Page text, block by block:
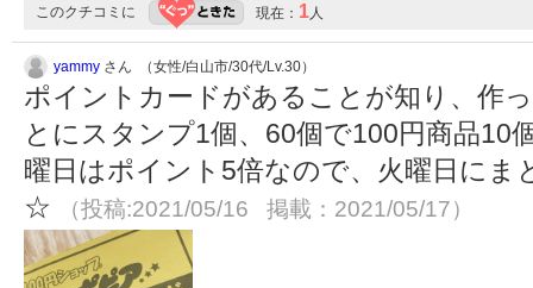
このクチコミに 現在： 1人
yammy さん （女性/白山市/30代/Lv.30）
ポイントカードがあることが知り、作
とにスタンプ1個、60個で100円商品10
曜日はポイント5倍なので、火曜日に
☆
（投稿:2021/05/16 掲載：2021/05/17）